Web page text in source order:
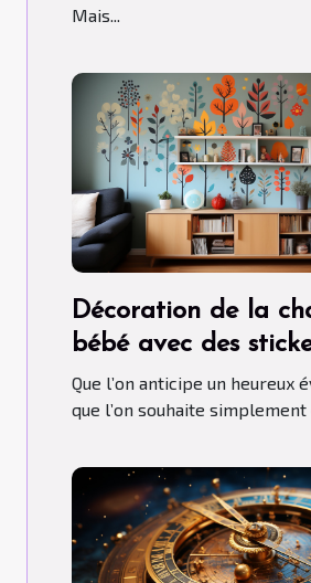
Mais...
Décoration de la
bébé avec des
Que l’on anticipe un heureux
que l’on souhaite simplement